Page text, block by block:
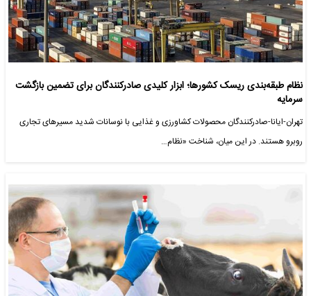
نظام طبقه‌بندی ریسک کشورها؛ ابزار کلیدی صادرکنندگان برای تضمین بازگشت
سرمایه
تهران-ایانا-صادرکنندگان محصولات کشاورزی و غذایی با نوسانات شدید مسیرهای تجاری
روبرو هستند. در این میان، شناخت «نظام…